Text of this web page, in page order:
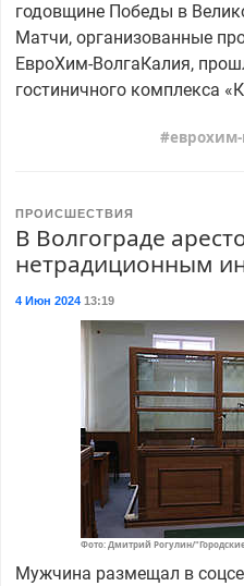
годовщине Победы в
Матчи, организованные
ЕвроХим-ВолгаКалия,
гостиничного комплекса
ПРОИСШЕСТВИЯ
В Волгограде
нетрадиционным
4 Июн 202413:19
Фото: Дмитрий Рогулин/
Мужчина размещал в